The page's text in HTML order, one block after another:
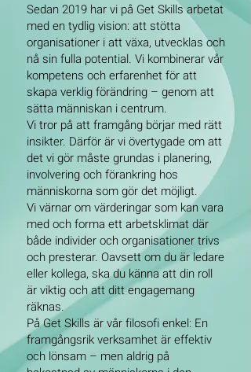
Sedan 2019 har vi på Get Skills arbetat
med en tydlig vision: att stötta
organisationer i att växa, utvecklas och
nå sin fulla potential. Vi kombinerar vår
kompetens och erfarenhet för att
skapa verklig förändring – genom att
sätta människan i centrum.
Vi tror på att framgång börjar med rätt
insikter. Därför är vi övertygade om att
det vi gör måste grundas i planering,
involvering och förankring hos
människorna som gör det möjligt.
Vi värnar om värderingar som kan vara
med och forma ett arbetsklimat där
både individer och organisationer trivs
och presterar. Oavsett om du är ledare
eller kollega, ska du känna att din roll
är viktig och att ditt engagemang
räknas.
På Get Skills är vår filosofi enkel: En
framgångsrik verksamhet är effektiv
och lönsam – men aldrig på